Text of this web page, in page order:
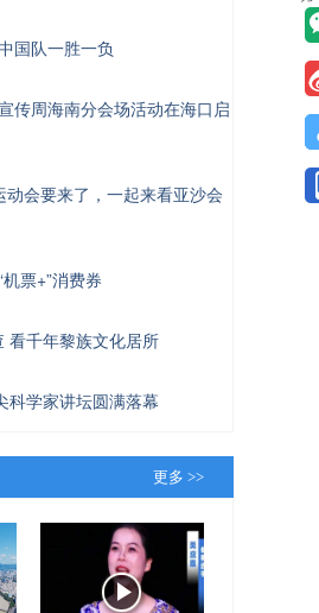
国队一胜一负
传周海南分会场活动在海口启
会要来了，一起来看亚沙会
票+”消费券
看千年黎族文化居所
科学家讲坛圆满落幕
更多 >>